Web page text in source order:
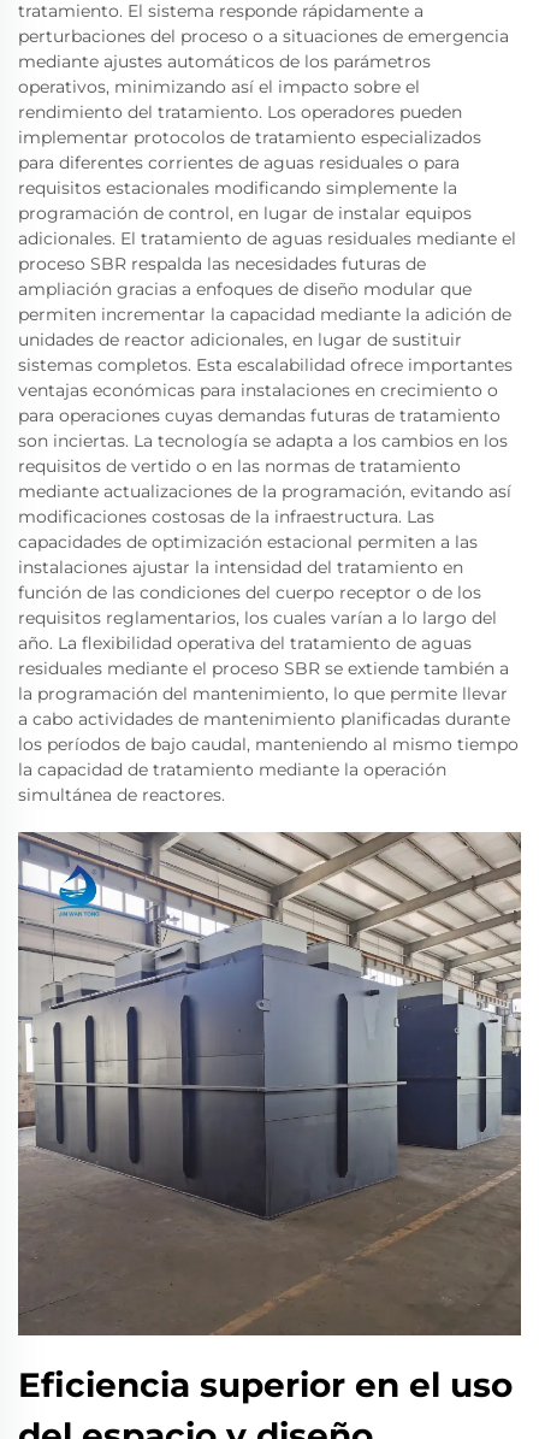
tratamiento. El sistema responde rápidamente a
perturbaciones del proceso o a situaciones de emergencia
mediante ajustes automáticos de los parámetros
operativos, minimizando así el impacto sobre el
rendimiento del tratamiento. Los operadores pueden
implementar protocolos de tratamiento especializados
para diferentes corrientes de aguas residuales o para
requisitos estacionales modificando simplemente la
programación de control, en lugar de instalar equipos
adicionales. El tratamiento de aguas residuales mediante el
proceso SBR respalda las necesidades futuras de
ampliación gracias a enfoques de diseño modular que
permiten incrementar la capacidad mediante la adición de
unidades de reactor adicionales, en lugar de sustituir
sistemas completos. Esta escalabilidad ofrece importantes
ventajas económicas para instalaciones en crecimiento o
para operaciones cuyas demandas futuras de tratamiento
son inciertas. La tecnología se adapta a los cambios en los
requisitos de vertido o en las normas de tratamiento
mediante actualizaciones de la programación, evitando así
modificaciones costosas de la infraestructura. Las
capacidades de optimización estacional permiten a las
instalaciones ajustar la intensidad del tratamiento en
función de las condiciones del cuerpo receptor o de los
requisitos reglamentarios, los cuales varían a lo largo del
año. La flexibilidad operativa del tratamiento de aguas
residuales mediante el proceso SBR se extiende también a
la programación del mantenimiento, lo que permite llevar
a cabo actividades de mantenimiento planificadas durante
los períodos de bajo caudal, manteniendo al mismo tiempo
la capacidad de tratamiento mediante la operación
simultánea de reactores.
Eficiencia superior en el uso